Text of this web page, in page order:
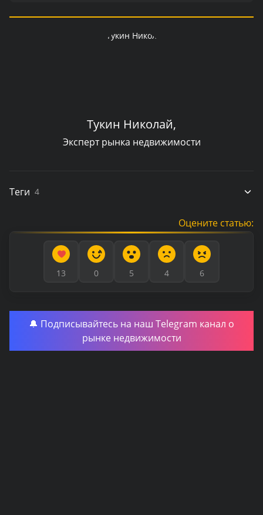
Тукин Николай,
Эксперт рынка недвижимости
Теги 4
Оцените статью:
13 0 5 4 6
🔔 Подписывайтесь на наш Telegram канал о
рынке недвижимости